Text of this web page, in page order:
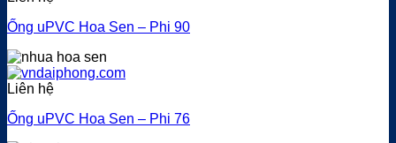
Ống uPVC Hoa Sen – Phi 90
Liên hệ
Ống uPVC Hoa Sen – Phi 76